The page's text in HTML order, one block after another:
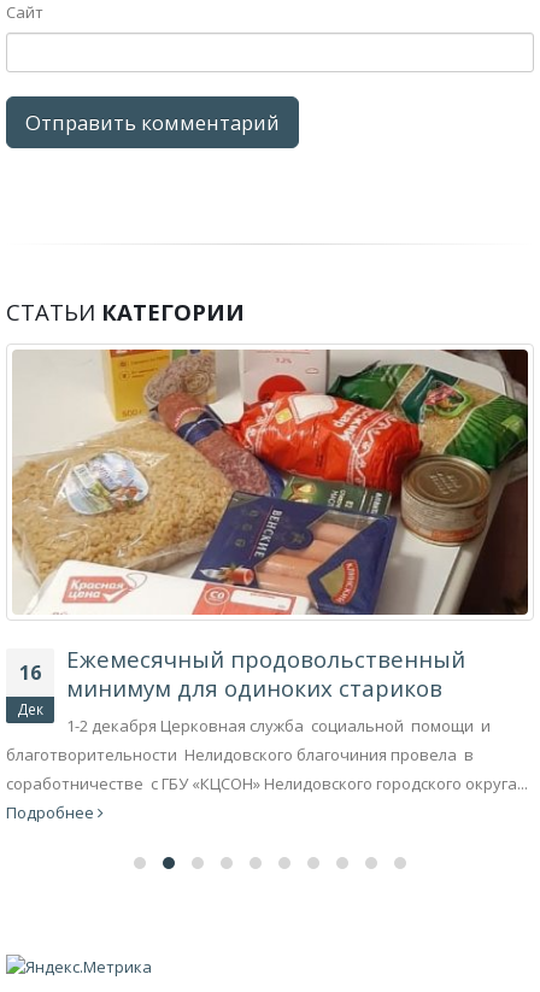
Сайт
СТАТЬИ КАТЕГОРИИ
16
Дек
Ежемесячный продовольственный
минимум для одиноких стариков
1-2 декабря Церковная служба социальной помощи и
благотворительности Нелидовского благочиния провела в
соработничестве с ГБУ «КЦСОН» Нелидовского городского округа...
Подробнее